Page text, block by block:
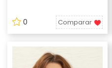
0 Comparar